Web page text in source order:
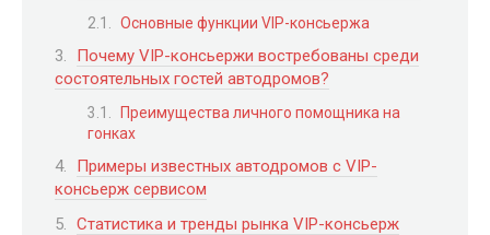
Основные функции VIP-консьержа
Почему VIP-консьержи востребованы среди
состоятельных гостей автодромов?
Преимущества личного помощника на
гонках
Примеры известных автодромов с VIP-
консьерж сервисом
Статистика и тренды рынка VIP-консьерж